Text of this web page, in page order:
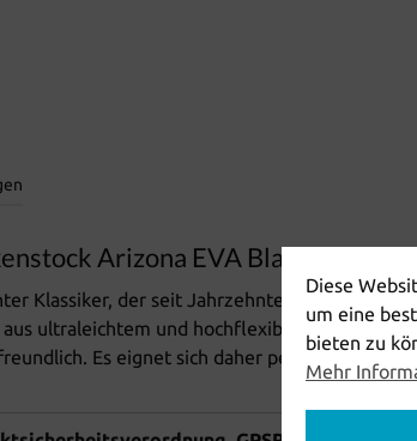
Arizona EVA Black"
Klassiker, der seit Jahrzehnten sowohl
ultraleichtem und hochflexiblem EVA.
Es eignet sich daher perfekt zum
Diese
um eine
bieten zu
Mehr